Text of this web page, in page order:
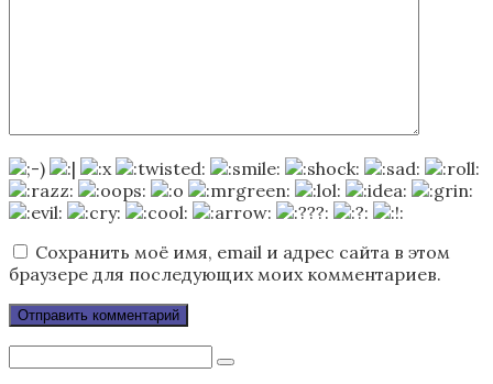
Сохранить моё имя, email и адрес сайта в этом
браузере для последующих моих комментариев.
Поиск: